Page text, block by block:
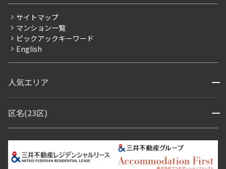
賃料改定
フリーレント
ペット可
ブランドマンション
サイトマップ
マンション一覧
ピックアックキーワード
English
人気エリア 開閉
青山・表参道・原宿
市ヶ谷・神楽坂・飯田橋
三田・芝・浜松町
芝浦・汐留・品川
月島・勝どき・豊洲
本郷・春日・小石川
区名(23区) 開閉
江東区 台東区 墨田区
中野区
豊島区
杉並区 板橋区 練馬区 荒川区
足立区